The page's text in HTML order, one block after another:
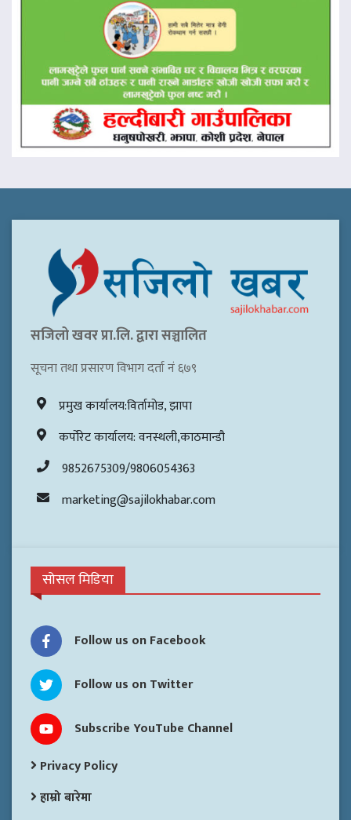
सजिलो खवर प्रा.लि. द्वारा सञ्चालित
सूचना तथा प्रसारण विभाग दर्ता नं ६७९
प्रमुख कार्यालय:विर्तामोड, झापा
कर्पोरेट कार्यालय: वनस्थली,काठमान्डौ
9852675309/9806054363
marketing@sajilokhabar.com
सोसल मिडिया
Follow us on Facebook
Follow us on Twitter
Subscribe YouTube Channel
Privacy Policy
हाम्रो बारेमा